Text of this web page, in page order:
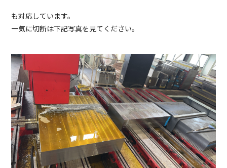
も対応しています。
一気に切断は下記写真を見てください。